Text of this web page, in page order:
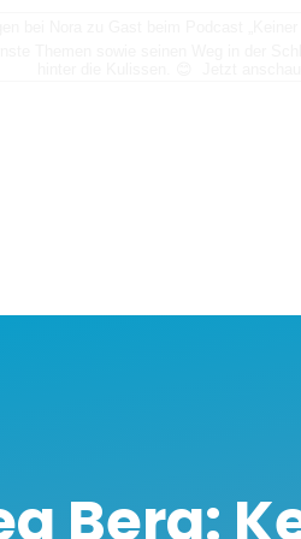
bei Nora zu Gast beim Podcast
Themen sowie seinen Weg in der
Berg: